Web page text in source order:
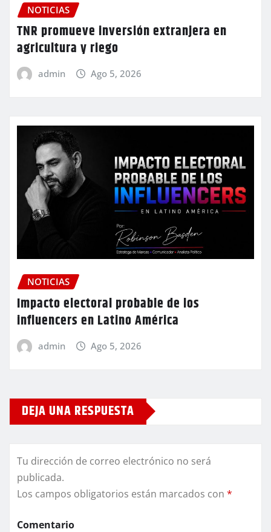
NOTICIAS
TNR promueve inversión extranjera en
agricultura y riego
admin Ago 5, 2026
NOTICIAS
Impacto electoral probable de los
influencers en Latino América
admin Ago 5, 2026
DEJA UNA RESPUESTA
Tu dirección de correo electrónico no será
publicada.
Los campos obligatorios están marcados con *
Comentario